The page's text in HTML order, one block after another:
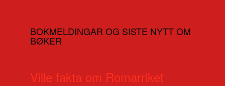
BOKMELDINGAR OG SISTE NYTT OM
BØKER
Ville fakta om Romarriket